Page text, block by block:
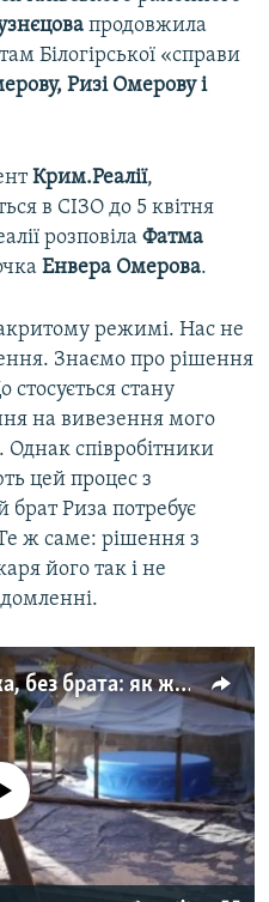
продовжила
Білогірської «справи
Ризі Омерову і
Крим.Реалії,
в СІЗО до 5 квітня
розповіла Фатма
Енвера Омерова.
режимі. Нас не
Знаємо про рішення
стосується стану
на вивезення мого
співробітники
цей процес з
Риза потребує
ж саме: рішення з
його так і не
Без чоловіка, без батька, без брата: як живе сім'я Омерових (відео)
currently available